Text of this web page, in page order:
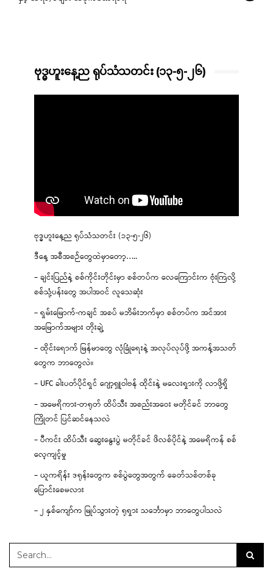
ဗုဒ္ဓဟူးနေ့ည ရုပ်သံသတင်း (၁၃-၅-၂၆)
ဗုဒ္ဓဟူးနေ့ည ရုပ်သံသတင်း (၁၃-၅-၂၆)
ဒီနေ့ အစီအစဉ်တွေထဲမှာတော့…..
– ချင်းပြည်နဲ့ စစ်ကိုင်းတိုင်းမှာ စစ်တပ်က လေကြောင်းက ဗုံးကြဲလို့
စစ်သုံ့ပန်းတွေ အပါအဝင် လူသေဆုံး
– ရှမ်းမြောက်-ကချင် အစပ် မဘိမ်းဘက်မှာ စစ်တပ်က အင်အား
အမြောက်အများ တိုးချဲ့
– ထိုင်းရောက် မြန်မာတွေ လုံခြုံရေးနဲ့ အလုပ်လုပ်ဖို့ အကန့်အသတ်
တွေက ဘာတွေလဲ။
– UFC ခါးပတ်ပိုင်ရှင် ဂျော့ရှူဝါဗန် ထိုင်းနဲ့ မလေးရှားကို လာဖို့ရှိ
– အမေရိကား-တရုတ် ထိပ်သီး အစည်းအဝေး မတိုင်ခင် ဘာတွေ
ကြိုတင် ပြင်ဆင်နေသလဲ
– ပီကင်း ထိပ်သီး ဆွေးနွေးပွဲ မတိုင်ခင် ဖိလစ်ပိုင်နဲ့ အမေရိကန် စစ်
လေ့ကျင့်မှု
– ယူကရိန်း ဒရုန်းတွေက စစ်ပွဲတွေအတွက် ခေတ်သစ်တစ်ခု
ပြောင်းစေမလား
– ၂ နှစ်ကျော်က မြုပ်သွားတဲ့ ရုရှား သင်္ဘောမှာ ဘာတွေပါသလဲ